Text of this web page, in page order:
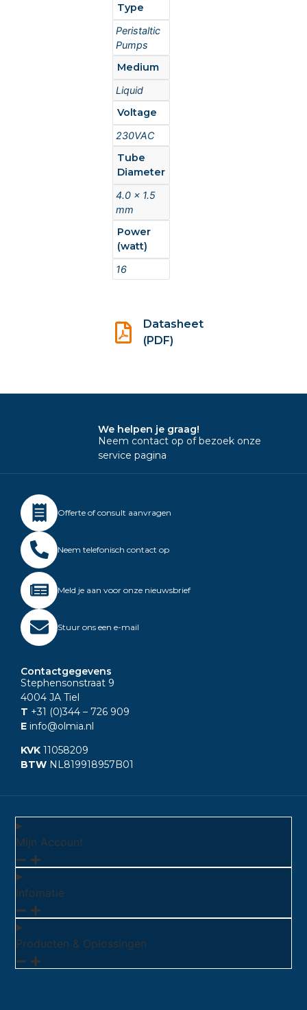
Type
Peristaltic
Pumps
Medium
Liquid
Voltage
230VAC
Tube
Diameter
4.0 x 1.5
mm
Power
(watt)
16
Datasheet
(PDF)
We helpen je graag!
Neem contact op of bezoek onze
service pagina
Offerte of consult aanvragen
Neem telefonisch contact op
Meld je aan voor onze nieuwsbrief
Stuur ons een e-mail
Contactgegevens
Stephensonstraat 9
4004 JA Tiel
T +31 (0)344 – 726 909
E info@olmia.nl
KVK 11058209
BTW NL819918957B01
Mijn Account
Infomatie
Producten & Oplossingen